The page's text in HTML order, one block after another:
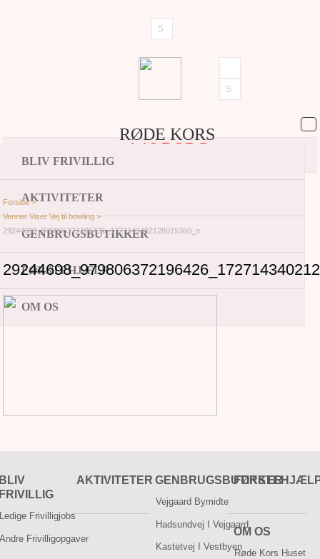
RØDE KORS
AALBORG
BLIV FRIVILLIG
AKTIVITETER
GENBRUGSBUTIKKER
FØRSTEHJÆLP
OM OS
Forside >
Venner Viser Vej til bowling >
29244698_979806372196426_1727143402128015360_n
Frivilligjobs
Frivilligopgaver
AKTIVITETER GENBRUGSBUTIKKER
Vejgaard Bymidte
Hadsundvej I Vejgaard
Kastetvej I Vestbyen
OM OS
Røde Kors Huset